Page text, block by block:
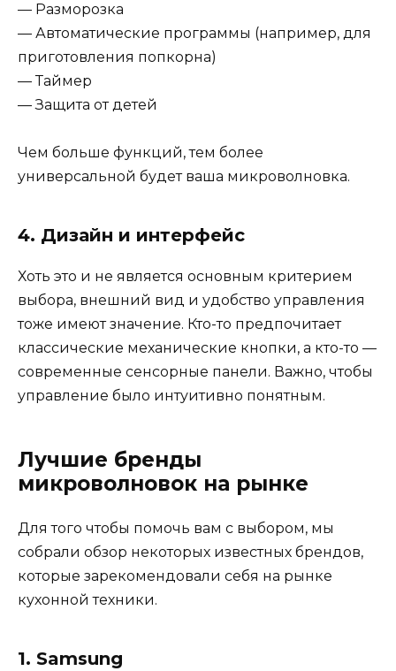
— Разморозка
— Автоматические программы (например, для
приготовления попкорна)
— Таймер
— Защита от детей
Чем больше функций, тем более
универсальной будет ваша микроволновка.
4. Дизайн и интерфейс
Хоть это и не является основным критерием
выбора, внешний вид и удобство управления
тоже имеют значение. Кто-то предпочитает
классические механические кнопки, а кто-то —
современные сенсорные панели. Важно, чтобы
управление было интуитивно понятным.
Лучшие бренды
микроволновок на рынке
Для того чтобы помочь вам с выбором, мы
собрали обзор некоторых известных брендов,
которые зарекомендовали себя на рынке
кухонной техники.
1. Samsung